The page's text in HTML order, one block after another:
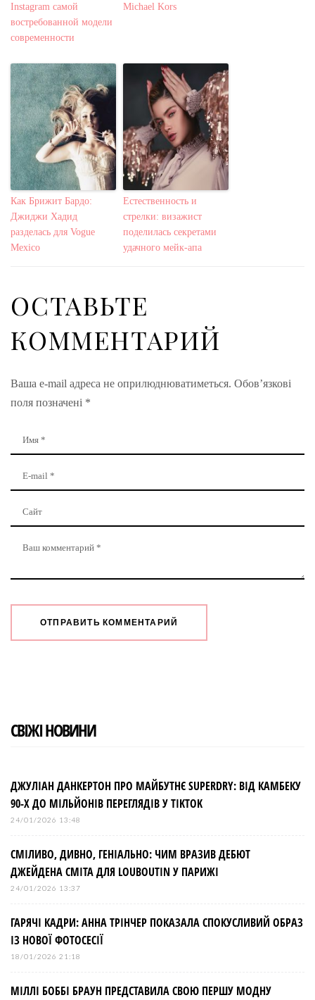
Instagram самой
востребованной модели
современности
Michael Kors
Как Брижит Бардо:
Джиджи Хадид
разделась для Vogue
Mexico
Естественность и
стрелки: визажист
поделилась секретами
удачного мейк-апа
ОСТАВЬТЕ
КОММЕНТАРИЙ
Ваша e-mail адреса не оприлюднюватиметься. Обов’язкові
поля позначені *
СВІЖІ НОВИНИ
ДЖУЛІАН ДАНКЕРТОН ПРО МАЙБУТНЄ SUPERDRY: ВІД КАМБЕКУ
90-Х ДО МІЛЬЙОНІВ ПЕРЕГЛЯДІВ У TIKTOK
24/01/2026 13:48
СМІЛИВО, ДИВНО, ГЕНІАЛЬНО: ЧИМ ВРАЗИВ ДЕБЮТ
ДЖЕЙДЕНА СМІТА ДЛЯ LOUBOUTIN У ПАРИЖІ
24/01/2026 13:37
ГАРЯЧІ КАДРИ: АННА ТРІНЧЕР ПОКАЗАЛА СПОКУСЛИВИЙ ОБРАЗ
ІЗ НОВОЇ ФОТОСЕСІЇ
18/01/2026 21:18
МІЛЛІ БОББІ БРАУН ПРЕДСТАВИЛА СВОЮ ПЕРШУ МОДНУ